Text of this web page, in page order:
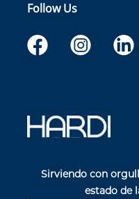
Follow Us
Sirviendo con
estado de